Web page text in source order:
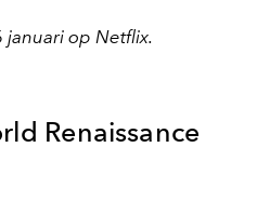
januari op Netflix.
Renaissance